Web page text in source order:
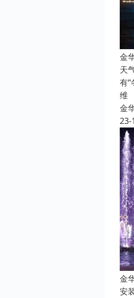
金
天
有
维
金
23-
金
安